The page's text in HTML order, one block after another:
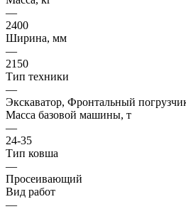
—
2400
Ширина, мм
—
2150
Тип техники
—
Экскаватор, Фронтальный
Масса базовой машины, т
—
24-35
Тип ковша
—
Просеивающий
Вид работ
—